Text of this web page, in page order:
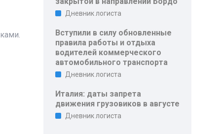
Дневник логиста
Вступили в силу обновленные
правила работы и отдыха
водителей коммерческого
автомобильного транспорта
Дневник логиста
Италия: даты запрета
движения грузовиков в августе
Дневник логиста